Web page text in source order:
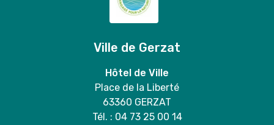
Ville de Gerzat
Hôtel de Ville
Place de la Liberté
63360 GERZAT
Tél. : 04 73 25 00 14